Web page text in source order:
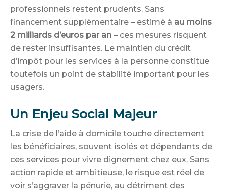
professionnels restent prudents. Sans
financement supplémentaire – estimé à au moins
2 milliards d’euros par an – ces mesures risquent
de rester insuffisantes. Le maintien du crédit
d’impôt pour les services à la personne constitue
toutefois un point de stabilité important pour les
usagers.
Un Enjeu Social Majeur
La crise de l’aide à domicile touche directement
les bénéficiaires, souvent isolés et dépendants de
ces services pour vivre dignement chez eux. Sans
action rapide et ambitieuse, le risque est réel de
voir s’aggraver la pénurie, au détriment des